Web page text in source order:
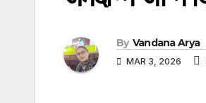
By Vandana Arya
MAR 3, 2026